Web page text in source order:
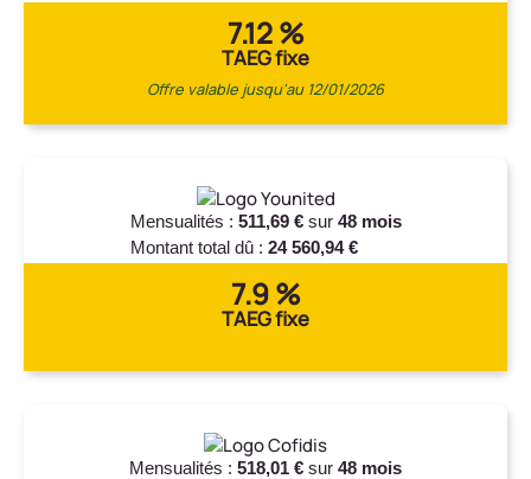
7.12 %
TAEG fixe
Offre valable jusqu'au 12/01/2026
Mensualités : 511,69 €sur 48 mois
Montant total dû : 24 560,94 €
7.9 %
TAEG fixe
Mensualités : 518,01 € sur 48 mois